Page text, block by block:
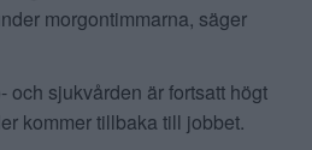
morgontimmarna, säger
sjukvården är fortsatt högt
kommer tillbaka till jobbet.